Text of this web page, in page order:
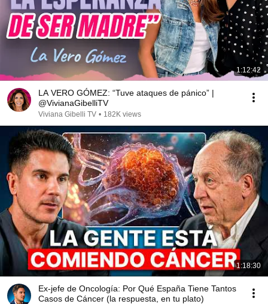
1:12:42
LA VERO GÓMEZ: “Tuve ataques de pánico” |
@VivianaGibelliTV
Viviana Gibelli TV • 182K views
1:18:30
Ex-jefe de Oncología: Por Qué España Tiene Tantos
Casos de Cáncer (la respuesta, en tu plato)